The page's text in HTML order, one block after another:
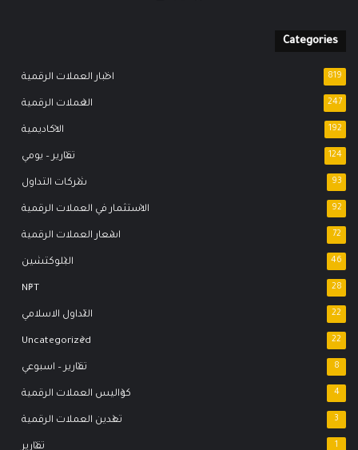
Categories
اخبار العملات الرقمية 819
العملات الرقمية 247
الاكاديمية 192
تقارير – يومي 124
شركات التداول 93
الاستثمار في العملات الرقمية 92
اسعار العملات الرقمية 72
البلوكتشين 46
NFT 28
التداول الاسلامي 22
Uncategorized 22
تقارير – اسبوعي 8
كواليس العملات الرقمية 4
تعدين العملات الرقمية 3
تقارير 1